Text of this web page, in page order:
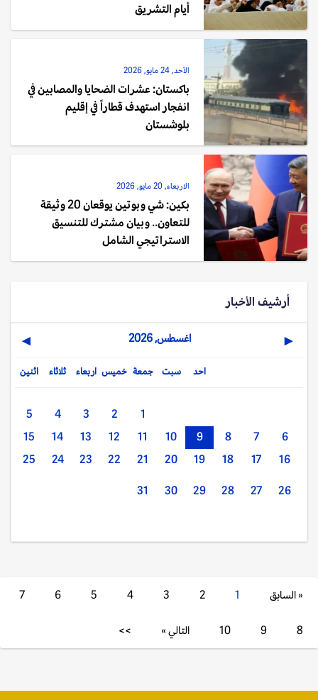
أيام التشريق
الأحد, 24 مايو, 2026
باكستان: عشرات الضحايا والمصابين في
انفجار استهدف قطاراً في إقليم
بلوشستان
الاربعاء, 20 مايو, 2026
بكين: شي وبوتين يوقعان 20 وثيقة
للتعاون.. وبيان مشترك للتنسيق
الاستراتيجي الشامل
أرشيف الأخبار
◀ اغسطس, 2026 ▶
اثنين ثلاثاء اربعاء خميس جمعة سبت احد
1
2
3
4
5
6
7
8
9
10
11
12
13
14
15
16
17
18
19
20
21
22
23
24
25
26
27
28
29
30
31
« السابق 1
2
3
4
5
6
7
8
9
10 التالي » >>